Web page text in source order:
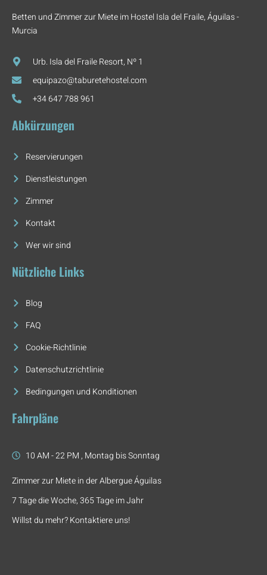
Betten und Zimmer zur Miete im Hostel Isla del Fraile, Águilas -
Murcia
Urb. Isla del Fraile Resort, Nº 1
equipazo@taburetehostel.com
+34 647 788 961
Abkürzungen
Reservierungen
Dienstleistungen
Zimmer
Kontakt
Wer wir sind
Nützliche Links
Blog
FAQ
Cookie-Richtlinie
Datenschutzrichtlinie
Bedingungen und Konditionen
Fahrpläne
10 AM - 22 PM , Montag bis Sonntag
Zimmer zur Miete in der Albergue Águilas
7 Tage die Woche, 365 Tage im Jahr
Willst du mehr? Kontaktiere uns!